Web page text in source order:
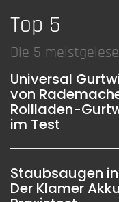
Top 5
Die 5
Universal
von
Rollladen-
im Test
Staubsaugen
Der Klamer